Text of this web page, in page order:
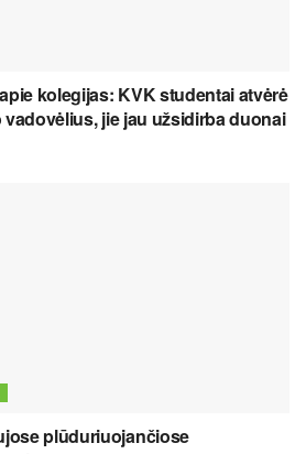
kolegijas: KVK studentai atvėrė
jie jau užsidirba duonai
plūduriuojančiose